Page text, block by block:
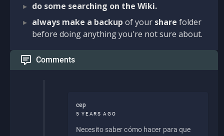
do some searching on the Wiki.
always make a backup of your share folder
before doing anything you're not sure about.
Comments
cep
5 YEARS AGO
Necesito saber cómo hacer para que